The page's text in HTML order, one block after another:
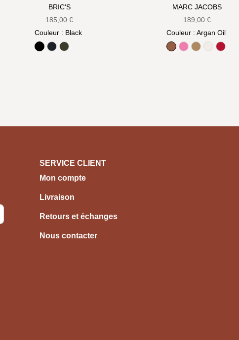
BRIC'S
185,00€
Couleur: Black
BlackOcean Blue
Olive
MARC JACOBS
189,00€
Couleur: Argan Oil
Argan Oil
Bow pink
CamelCottonTrue
SERVICE CLIENT
Mon compte
Livraison
Retours et échanges
Nous contacter